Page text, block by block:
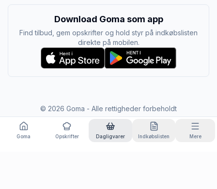
Download Goma som app
Find tilbud, gem opskrifter og hold styr på indkøbslisten
direkte på mobilen.
© 2026 Goma - Alle rettigheder forbeholdt
Goma Opskrifter Dagligvarer Indkøbslisten Mere